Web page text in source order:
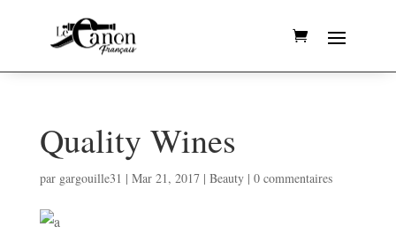
Quality Wines
par gargouille31 | Mar 21, 2017| Beauty| 0 commentaires